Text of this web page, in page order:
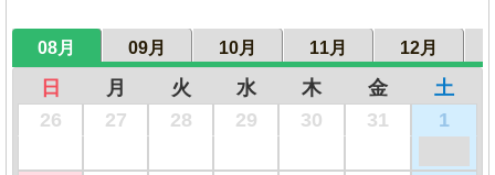
08月 09月 10月 11月 12月
日 月 火 水 木 金
土
26
27 28 29 30 31 1